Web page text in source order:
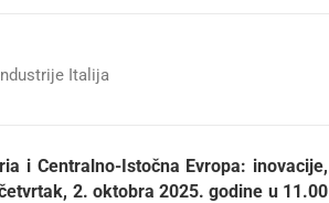
Italija
i Centralno-Istočna Evropa: inovacije,
2. oktobra 2025. godine u 11.00